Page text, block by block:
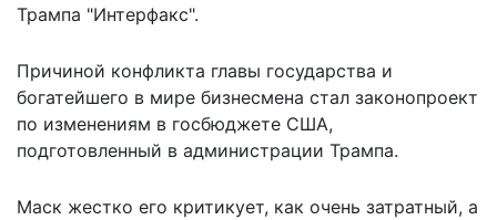
Трампа "Интерфакс".
Причиной конфликта главы государства и
богатейшего в мире бизнесмена стал законопроект
по изменениям в госбюджете США,
подготовленный в администрации Трампа.
Маск жестко его критикует, как очень затратный, а